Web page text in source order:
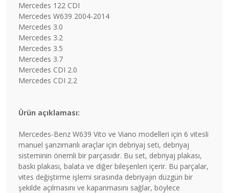
Mercedes 122 CDI
Mercedes W639 2004-2014
Mercedes 3.0
Mercedes 3.2
Mercedes 3.5
Mercedes 3.7
Mercedes CDI 2.0
Mercedes CDI 2.2
Ürün açıklaması:
Mercedes-Benz W639 Vito ve Viano modelleri için 6 vitesli
manuel şanzımanlı araçlar için debriyaj seti, debriyaj
sisteminin önemli bir parçasıdır. Bu set, debriyaj plakası,
baskı plakası, balata ve diğer bileşenleri içerir. Bu parçalar,
vites değiştirme işlemi sırasında debriyajın düzgün bir
şekilde açılmasını ve kapanmasını sağlar, böylece